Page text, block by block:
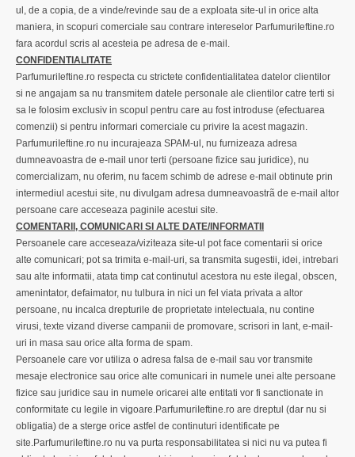
ul, de a copia, de a vinde/revinde sau de a exploata site-ul in orice alta
maniera, in scopuri comerciale sau contrare intereselor ParfumuriIeftine.ro
fara acordul scris al acesteia pe adresa de e-mail.
CONFIDENTIALITATE
ParfumuriIeftine.ro respecta cu strictete confidentialitatea datelor clientilor
si ne angajam sa nu transmitem datele personale ale clientilor catre terti si
sa le folosim exclusiv in scopul pentru care au fost introduse (efectuarea
comenzii) si pentru informari comerciale cu privire la acest magazin.
ParfumuriIeftine.ro nu incurajeaza SPAM-ul, nu furnizeaza adresa
dumneavoastra de e-mail unor terti (persoane fizice sau juridice), nu
comercializam, nu oferim, nu facem schimb de adrese e-mail obtinute prin
intermediul acestui site, nu divulgam adresa dumneavoastrã de e-mail altor
persoane care acceseaza paginile acestui site.
COMENTARII, COMUNICARI SI ALTE DATE/INFORMATII
Persoanele care acceseaza/viziteaza site-ul pot face comentarii si orice
alte comunicari; pot sa trimita e-mail-uri, sa transmita sugestii, idei, intrebari
sau alte informatii, atata timp cat continutul acestora nu este ilegal, obscen,
amenintator, defaimator, nu tulbura in nici un fel viata privata a altor
persoane, nu incalca drepturile de proprietate intelectuala, nu contine
virusi, texte vizand diverse campanii de promovare, scrisori in lant, e-mail-
uri in masa sau orice alta forma de spam.
Persoanele care vor utiliza o adresa falsa de e-mail sau vor transmite
mesaje electronice sau orice alte comunicari in numele unei alte persoane
fizice sau juridice sau in numele oricarei alte entitati vor fi sanctionate in
conformitate cu legile in vigoare.ParfumuriIeftine.ro are dreptul (dar nu si
obligatia) de a sterge orice astfel de continuturi identificate pe
site.ParfumuriIeftine.ro nu va purta responsabilitatea si nici nu va putea fi